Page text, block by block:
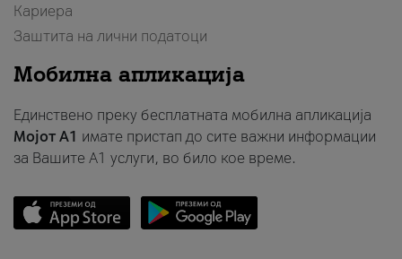
Кариера
Заштита на лични податоци
Мобилна апликација
Единствено преку бесплатната мобилна апликација
Мојот A1 имате пристап до сите важни информации
за Вашите A1 услуги, во било кое време.